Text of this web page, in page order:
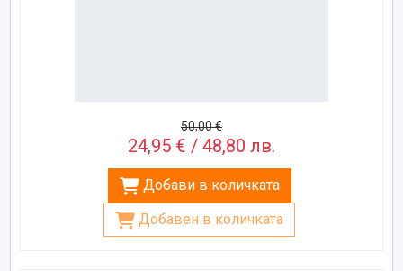
50,00 €
24,95 € / 48,80 лв.
Добави в количката
Добавен в количката